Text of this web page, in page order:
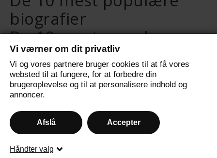
Vi værner om dit privatliv
Vi og vores partnere bruger cookies til at få vores
websted til at fungere, for at forbedre din
brugeroplevelse og til at personalisere indhold og
annoncer.
Afslå Accepter
Håndter valg
biografier
De 10 mest populære
selvudviklingsbøger
De 10 mest populære
fantasybøger